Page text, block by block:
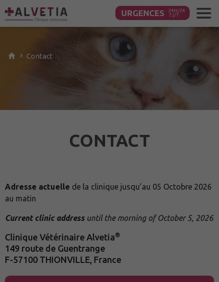
URGENCES
› Contact
CONTACT
Adresse actuelle de la clinique jusqu’au 05 Octobre 2026
au matin
Current clinic address until the morning of October 5, 2026
Clinique Vétérinaire Alvetia®
149 route de Guentrange
F-57100 THIONVILLE, France